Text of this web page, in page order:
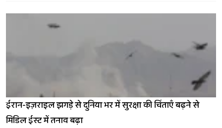
ईरान-इज़राइल झगड़े से दुनिया भर में सुरक्षा की चिंताएँ बढ़ने से
मिडिल ईस्ट में तनाव बढ़ा